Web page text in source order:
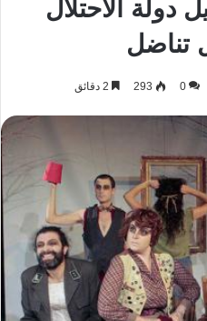
دولة الاحتلال
تناضل
0
293